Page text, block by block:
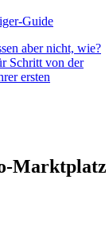
Guide
aber nicht, wie?
Schritt von der
ersten
Marktplatz